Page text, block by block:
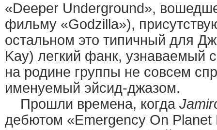
«Deeper Underground»,
фильму «Godzilla»),
остальном это типичный для
Kay) легкий фанк, узнаваемый
на родине группы не совсем
именуемый эйсид-джазом.
Прошли времена, когда
дебютом «Emergency On Planet